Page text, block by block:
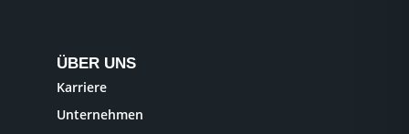
ÜBER UNS
Karriere
Unternehmen